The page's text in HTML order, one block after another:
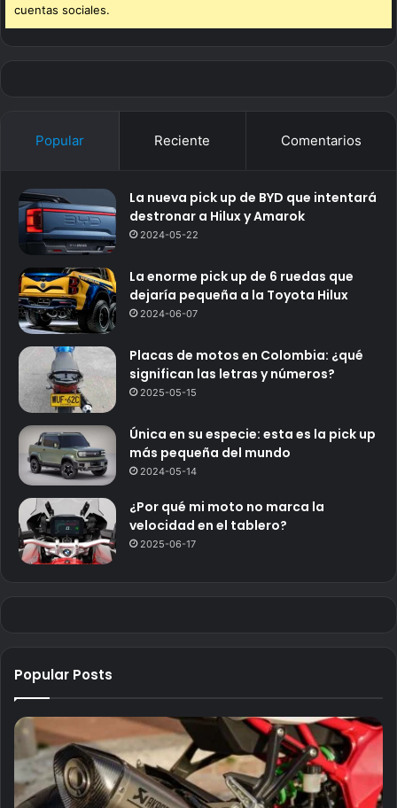
cuentas sociales.
Popular Reciente Comentarios
La nueva pick up de BYD que intentará
destronar a Hilux y Amarok
2024-05-22
La enorme pick up de 6 ruedas que
dejaría pequeña a la Toyota Hilux
2024-06-07
Placas de motos en Colombia: ¿qué
significan las letras y números?
2025-05-15
Única en su especie: esta es la pick up
más pequeña del mundo
2024-05-14
¿Por qué mi moto no marca la
velocidad en el tablero?
2025-06-17
Popular Posts